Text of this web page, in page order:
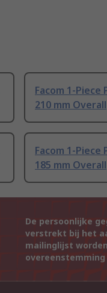
Facom 1-Piece
210 mm Overall
Facom 1-Piece
185 mm Overall
De persoonlijke
verstrekt bij het
mailinglijst